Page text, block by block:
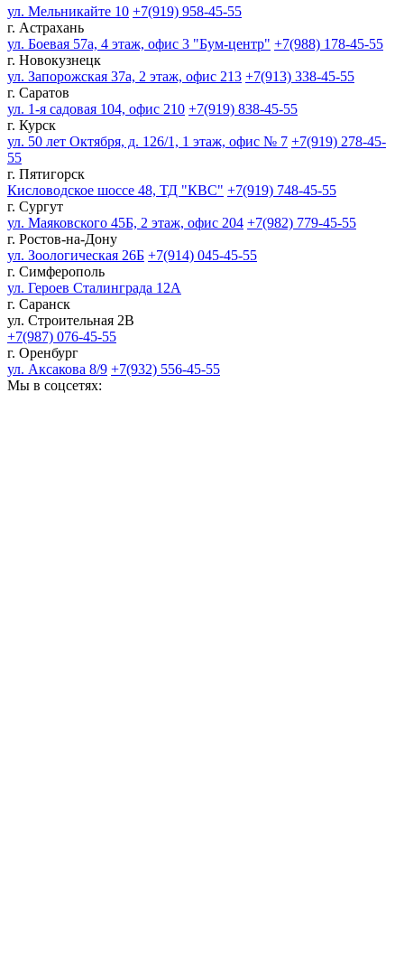
ул. Мельникайте 10 +7(919) 958-45-55
г. Астрахань
ул. Боевая 57а, 4 этаж, офис 3 "Бум-центр" +7(988) 178-45-55
г. Новокузнецк
ул. Запорожская 37а, 2 этаж, офис 213 +7(913) 338-45-55
г. Саратов
ул. 1-я садовая 104, офис 210 +7(919) 838-45-55
г. Курск
ул. 50 лет Октября, д. 126/1, 1 этаж, офис № 7 +7(919) 278-45-
55
г. Пятигорск
Кисловодское шоссе 48, ТД "КВС" +7(919) 748-45-55
г. Сургут
ул. Маяковского 45Б, 2 этаж, офис 204 +7(982) 779-45-55
г. Ростов-на-Дону
ул. Зоологическая 26Б +7(914) 045-45-55
г. Симферополь
ул. Героев Сталинграда 12А
г. Саранск
ул. Строительная 2В
+7(987) 076-45-55
г. Оренбург
ул. Аксакова 8/9 +7(932) 556-45-55
Мы в соцсетях: